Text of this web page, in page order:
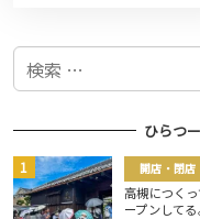
検
ひらつ
開店・閉店
高槻につく
ープンして